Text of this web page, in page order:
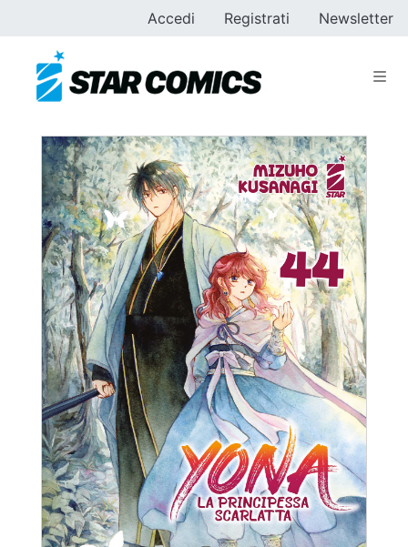
Accedi Registrati Newsletter